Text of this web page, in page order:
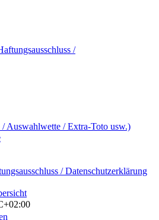
/
Auswahlwette / Extra-Toto usw.)
/ Datenschutzerklärung